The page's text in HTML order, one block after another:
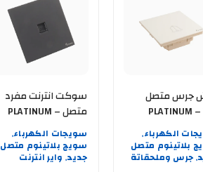
جرس متصل
PLATINUM
الكهرباء,
بلاتينوم متصل
, جرس وملحقاتة
سوكت انترنت مفرد
متصل PLATINUM –
سويجات الكهرباء,
سويج بلاتينوم متصل
جديد, واير انترنت